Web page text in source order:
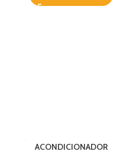
ACONDICIONADOR